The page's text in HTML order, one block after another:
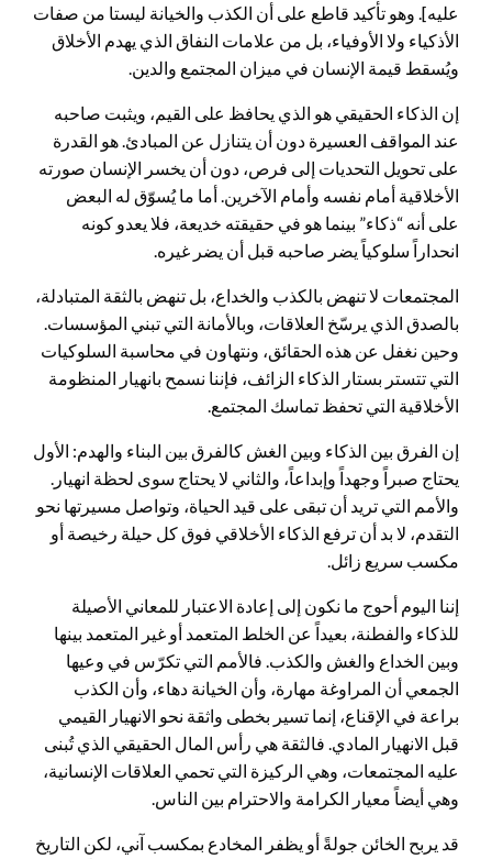
عليه]. وهو تأكيد قاطع على أن الكذب والخيانة ليستا من صفات
الأذكياء ولا الأوفياء، بل من علامات النفاق الذي يهدم الأخلاق
ويُسقط قيمة الإنسان في ميزان المجتمع والدين.
إن الذكاء الحقيقي هو الذي يحافظ على القيم، ويثبت صاحبه
عند المواقف العسيرة دون أن يتنازل عن المبادئ. هو القدرة
على تحويل التحديات إلى فرص، دون أن يخسر الإنسان صورته
الأخلاقية أمام نفسه وأمام الآخرين. أما ما يُسوّق له البعض
على أنه “ذكاء” بينما هو في حقيقته خديعة، فلا يعدو كونه
انحداراً سلوكياً يضر صاحبه قبل أن يضر غيره.
المجتمعات لا تنهض بالكذب والخداع، بل تنهض بالثقة المتبادلة،
بالصدق الذي يرسّخ العلاقات، وبالأمانة التي تبني المؤسسات.
وحين نغفل عن هذه الحقائق، ونتهاون في محاسبة السلوكيات
التي تتستر بستار الذكاء الزائف، فإننا نسمح بانهيار المنظومة
الأخلاقية التي تحفظ تماسك المجتمع.
إن الفرق بين الذكاء وبين الغش كالفرق بين البناء والهدم: الأول
يحتاج صبراً وجهداً وإبداعاً، والثاني لا يحتاج سوى لحظة انهيار.
والأمم التي تريد أن تبقى على قيد الحياة، وتواصل مسيرتها نحو
التقدم، لا بد أن ترفع الذكاء الأخلاقي فوق كل حيلة رخيصة أو
مكسب سريع زائل.
إننا اليوم أحوج ما نكون إلى إعادة الاعتبار للمعاني الأصيلة
للذكاء والفطنة، بعيداً عن الخلط المتعمد أو غير المتعمد بينها
وبين الخداع والغش والكذب. فالأمم التي تكرّس في وعيها
الجمعي أن المراوغة مهارة، وأن الخيانة دهاء، وأن الكذب
براعة في الإقناع، إنما تسير بخطى واثقة نحو الانهيار القيمي
قبل الانهيار المادي. فالثقة هي رأس المال الحقيقي الذي تُبنى
عليه المجتمعات، وهي الركيزة التي تحمي العلاقات الإنسانية،
وهي أيضاً معيار الكرامة والاحترام بين الناس.
قد يربح الخائن جولةً أو يظفر المخادع بمكسب آني، لكن التاريخ